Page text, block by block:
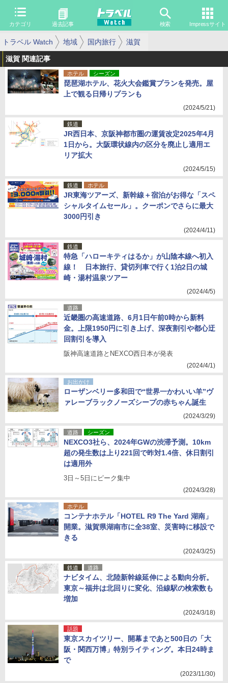
カテゴリ 過去記事 検索 Impressサイト
トラベル Watch 地域 国内旅行 滋賀
滋賀 関連記事
ホテル シーズン
琵琶湖ホテル、花火大会鑑賞プランを発売。屋
上で観る日帰りプランも
(2024/5/21)
鉄道
JR西日本、京阪神都市圏の運賃改定2025年4月
1日から。大阪環状線内の区分を廃止し適用エ
リア拡大
(2024/5/15)
鉄道 ホテル
JR東海ツアーズ、新幹線＋宿泊がお得な「スペ
シャルタイムセール」。クーポンでさらに最大
3000円引き
(2024/4/11)
鉄道
特急「ハローキティはるか」が山陰本線へ初入
線！ 日本旅行、貸切列車で行く1泊2日の城
崎・湯村温泉ツアー
(2024/4/5)
道路
近畿圏の高速道路、6月1日午前0時から新料
金。上限1950円に引き上げ、深夜割引や都心迂
回割引を導入
阪神高速道路とNEXCO西日本が発表
(2024/4/1)
お出かけ
ローザンベリー多和田で“世界一かわいい羊”ヴ
ァレーブラックノーズシープの赤ちゃん誕生
(2024/3/29)
道路 シーズン
NEXCO3社ら、2024年GWの渋滞予測。10km
超の発生数は上り221回で昨対1.4倍、休日割引
は適用外
3日～5日にピーク集中
(2024/3/28)
ホテル
コンテナホテル「HOTEL R9 The Yard 湖南」
開業。滋賀県湖南市に全38室、災害時に移設で
きる
(2024/3/25)
鉄道 道路
ナビタイム、北陸新幹線延伸による動向分析。
東京～福井は北回りに変化、沿線駅の検索数も
増加
(2024/3/18)
話題
東京スカイツリー、開幕まであと500日の「大
阪・関西万博」特別ライティング。本日24時ま
で
(2023/11/30)